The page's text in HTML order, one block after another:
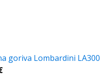
goriva Lombardini LA300